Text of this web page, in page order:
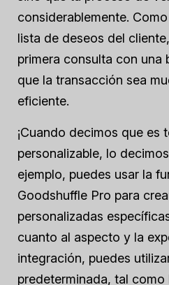
considerablemente.
lista de deseos del
primera consulta con una
que la transacción sea
eficiente.
¡Cuando decimos que es
personalizable, lo
ejemplo, puedes usar la
Goodshuffle Pro para
personalizadas
cuanto al aspecto y la
integración, puedes
predeterminada, tal